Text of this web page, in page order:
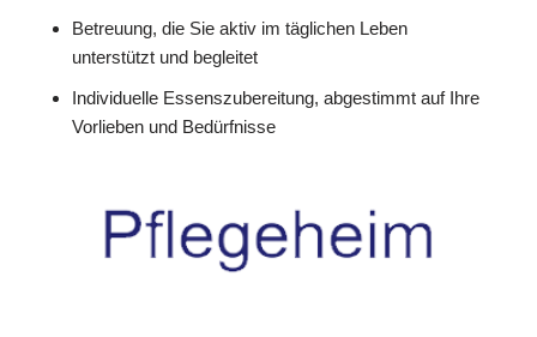
Betreuung, die Sie aktiv im täglichen Leben
unterstützt und begleitet
Individuelle Essenszubereitung, abgestimmt auf Ihre
Vorlieben und Bedürfnisse